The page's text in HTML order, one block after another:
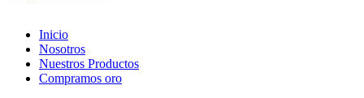
Inicio
Nosotros
Nuestros Productos
Compramos oro